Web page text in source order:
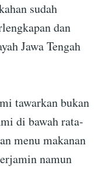
sudah
dan
Jawa Tengah
tawarkan bukan
di bawah rata-
menu makanan
namun